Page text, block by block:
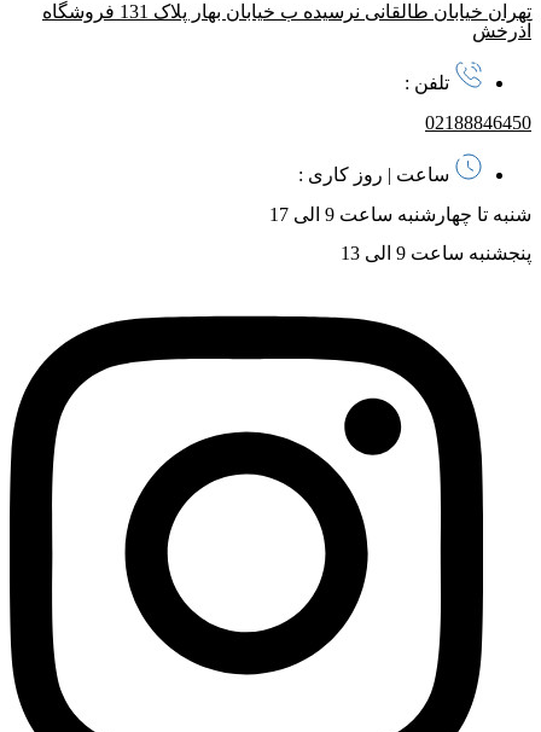
تهران خیابان طالقانی نرسیده ب خیابان بهار پلاک 131 فروشگاه
آذرخش
تلفن :
02188846450
ساعت | روز کاری :
شنبه تا چهارشنبه ساعت 9 الی 17
پنجشنبه ساعت 9 الی 13